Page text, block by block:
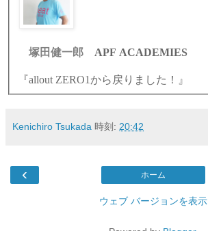
塚田健一郎 APF ACADEMIES
『allout ZERO1から戻りました！』
Kenichiro Tsukada 時刻: 20:42
‹ ホーム
ウェブ バージョンを表示